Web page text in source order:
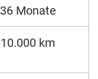
36 Monate
10.000 km